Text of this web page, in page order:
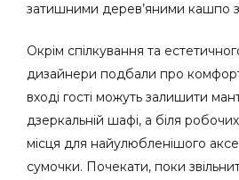
затишними дерев’яними кашпо з
Окрім спілкування та
дизайнери подбали про комфорт
вході гості можуть залишити
дзеркальній шафі, а біля
місця для найулюбленішого
сумочки. Почекати, поки